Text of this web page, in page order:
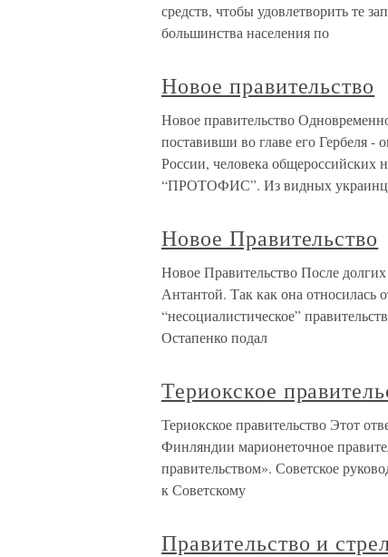
средств, чтобы удовлетворить те
большинства населения по
Новое правительство
Новое правительство
поставивши во главе его Гербеля
России, человека общероссийских
“ПРОТОФИС”. Из видных
Новое Правительство
Новое Правительство После
Антантой. Так как она относилась
“несоциалистическое”
Остапенко подал
Териокское
Териокское правительство Этот
Финляндии марионеточное
правительством». Советское
к Советскому
Правительство и